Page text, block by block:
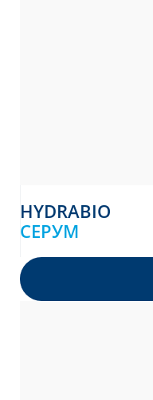
HYDRABIO
СЕРУМ